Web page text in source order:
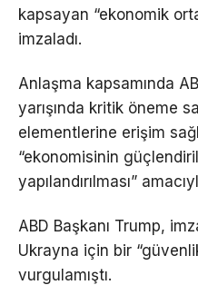
kapsayan “ekonomik
imzaladı.
Anlaşma kapsamında
yarışında kritik öneme
elementlerine erişim
“ekonomisinin
yapılandırılması”
ABD Başkanı Trump,
Ukrayna için bir
vurgulamıştı.